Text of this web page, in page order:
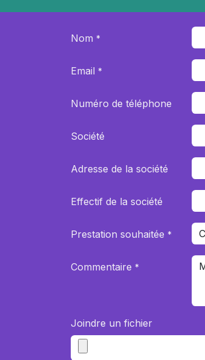
Nom *
Email *
Numéro de téléphone
Société
Adresse de la société
Effectif de la société
Prestation souhaitée *
Commentaire *
Joindre un fichier